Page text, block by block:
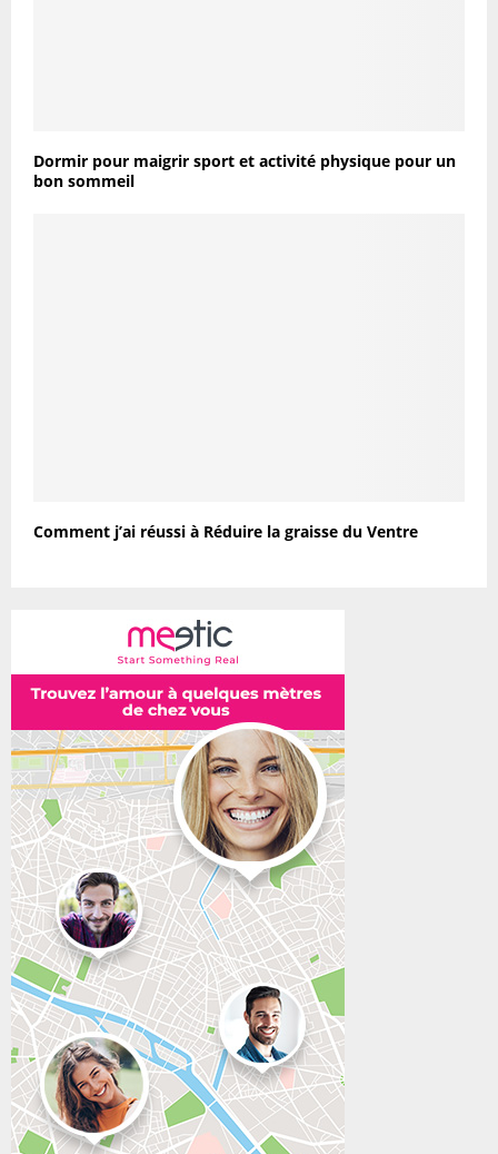
Dormir pour maigrir sport et activité physique pour un
bon sommeil
Comment j’ai réussi à Réduire la graisse du Ventre